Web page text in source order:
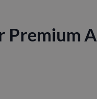
90 cm
Premium A